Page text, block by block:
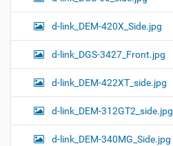
d-link_DEM-420X_Side.jpg
d-link_DGS-3427_Front.jpg
d-link_DEM-422XT_side.jpg
d-link_DEM-312GT2_side.jpg
d-link_DEM-340MG_Side.jpg